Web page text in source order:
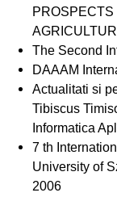
PROSPECTS
The Second
DAAAM
Actualitati si
Tibiscus
Informatica
7 th
University of
2006